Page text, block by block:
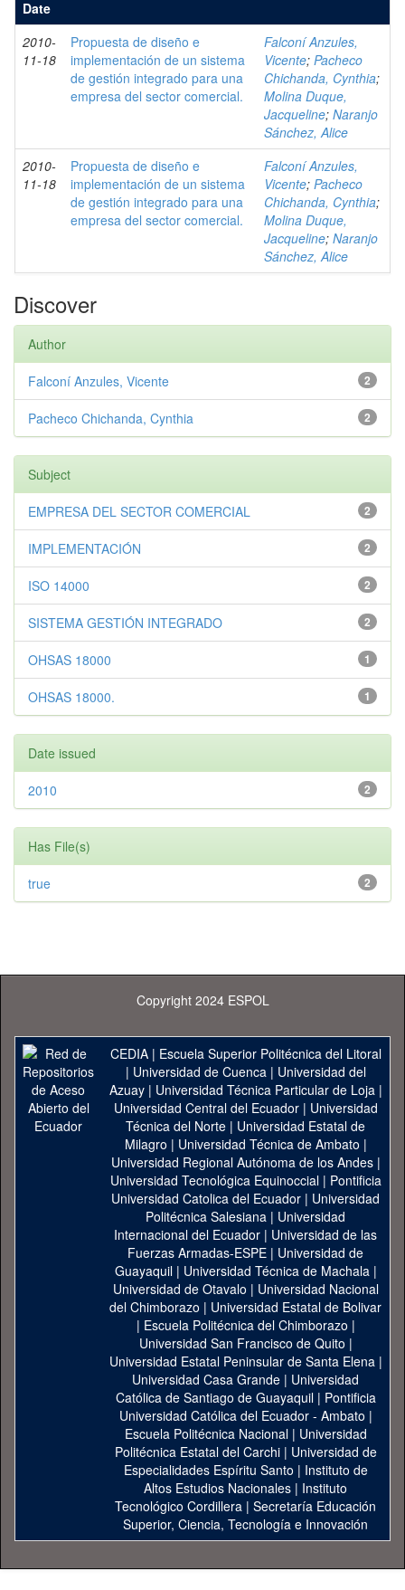
Date
2010-
11-18
Propuesta de diseño e
implementación de un sistema
de gestión integrado para una
empresa del sector comercial.
Falconí Anzules,
Vicente; Pacheco
Chichanda, Cynthia;
Molina Duque,
Jacqueline; Naranjo
Sánchez, Alice
2010-
11-18
Propuesta de diseño e
implementación de un sistema
de gestión integrado para una
empresa del sector comercial.
Falconí Anzules,
Vicente; Pacheco
Chichanda, Cynthia;
Molina Duque,
Jacqueline; Naranjo
Sánchez, Alice
Discover
Author
2
Falconí Anzules, Vicente
2
Pacheco Chichanda, Cynthia
Subject
2
EMPRESA DEL SECTOR COMERCIAL
2
IMPLEMENTACIÓN
2
ISO 14000
2
SISTEMA GESTIÓN INTEGRADO
1
OHSAS 18000
1
OHSAS 18000.
Date issued
2
2010
Has File(s)
2
true
Copyright 2024 ESPOL
CEDIA| Escuela Superior Politécnica del Litoral
| Universidad de Cuenca| Universidad del
Azuay| Universidad Técnica Particular de Loja|
Universidad Central del Ecuador| Universidad
Técnica del Norte | Universidad Estatal de
Milagro | Universidad Técnica de Ambato |
Universidad Regional Autónoma de los Andes|
Universidad Tecnológica Equinoccial| Pontificia
Universidad Catolica del Ecuador | Universidad
Politécnica Salesiana | Universidad
Internacional del Ecuador | Universidad de las
Fuerzas Armadas-ESPE | Universidad de
Guayaquil| Universidad Técnica de Machala|
Universidad de Otavalo | Universidad Nacional
del Chimborazo | Universidad Estatal de Bolivar
| Escuela Politécnica del Chimborazo |
Universidad San Francisco de Quito |
Universidad Estatal Peninsular de Santa Elena|
Universidad Casa Grande | Universidad
Católica de Santiago de Guayaquil| Pontificia
Universidad Católica del Ecuador - Ambato |
Escuela Politécnica Nacional| Universidad
Politécnica Estatal del Carchi| Universidad de
Especialidades Espíritu Santo | Instituto de
Altos Estudios Nacionales | Instituto
Tecnológico Cordillera | Secretaría Educación
Superior, Ciencia, Tecnología e Innovación